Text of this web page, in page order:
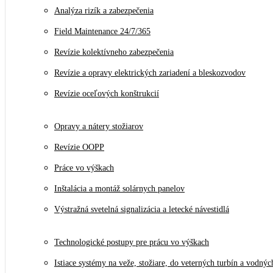
Analýza rizík a zabezpečenia
Field Maintenance 24/7/365
Revízie kolektívneho zabezpečenia
Revízie a opravy elektrických zariadení a bleskozvodov
Revízie oceľových konštrukcií
Opravy a nátery stožiarov
Revízie OOPP
Práce vo výškach
Inštalácia a montáž solárnych panelov
Výstražná svetelná signalizácia a letecké návestidlá
Technologické postupy pre prácu vo výškach
Istiace systémy na veže, stožiare, do veterných turbín a